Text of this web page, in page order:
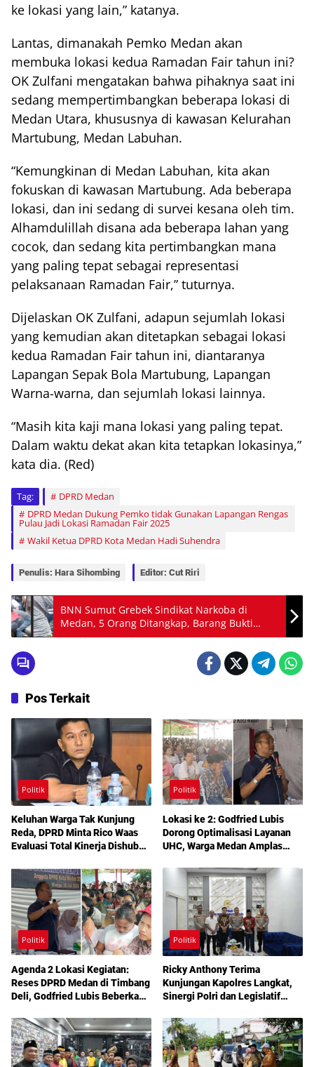
ke lokasi yang lain,” katanya.
Lantas, dimanakah Pemko Medan akan
membuka lokasi kedua Ramadan Fair tahun ini?
OK Zulfani mengatakan bahwa pihaknya saat ini
sedang mempertimbangkan beberapa lokasi di
Medan Utara, khususnya di kawasan Kelurahan
Martubung, Medan Labuhan.
“Kemungkinan di Medan Labuhan, kita akan
fokuskan di kawasan Martubung. Ada beberapa
lokasi, dan ini sedang di survei kesana oleh tim.
Alhamdulillah disana ada beberapa lahan yang
cocok, dan sedang kita pertimbangkan mana
yang paling tepat sebagai representasi
pelaksanaan Ramadan Fair,” tuturnya.
Dijelaskan OK Zulfani, adapun sejumlah lokasi
yang kemudian akan ditetapkan sebagai lokasi
kedua Ramadan Fair tahun ini, diantaranya
Lapangan Sepak Bola Martubung, Lapangan
Warna-warna, dan sejumlah lokasi lainnya.
“Masih kita kaji mana lokasi yang paling tepat.
Dalam waktu dekat akan kita tetapkan lokasinya,”
kata dia. (Red)
Tag:
DPRD Medan
DPRD Medan Dukung Pemko tidak Gunakan Lapangan Rengas
Pulau Jadi Lokasi Ramadan Fair 2025
Wakil Ketua DPRD Kota Medan Hadi Suhendra
Penulis: Hara Sihombing Editor: Cut Riri
BNN Sumut Grebek Sindikat Narkoba di
Medan, 5 Orang Ditangkap, Barang Bukti
Sabu Diamankan
Pos Terkait
Politik
Keluhan Warga Tak Kunjung
Reda, DPRD Minta Rico Waas
Evaluasi Total Kinerja Dishub
Politik
Lokasi ke 2: Godfried Lubis
Dorong Optimalisasi Layanan
UHC, Warga Medan Amplas
Berobat Gratis Bermodal KTP
Politik
Agenda 2 Lokasi Kegiatan:
Reses DPRD Medan di Timbang
Deli, Godfried Lubis Beberkan
Layanan Kesehatan Gratis
Politik
Ricky Anthony Terima
Kunjungan Kapolres Langkat,
Sinergi Polri dan Legislatif